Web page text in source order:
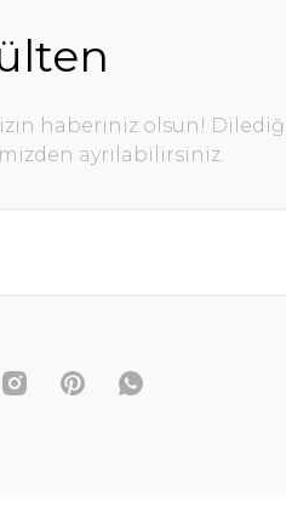
haberiniz olsun!
ayrılabilirsiniz.